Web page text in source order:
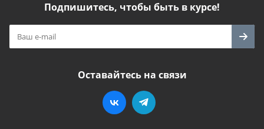
Подпишитесь, чтобы быть в курсе!
Оставайтесь на связи